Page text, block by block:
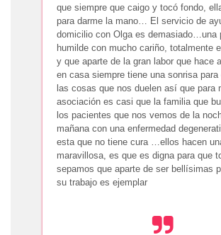
que siempre que caigo y tocó fondo,
para darme la mano… El servicio de
domicilio con Olga es demasiado…una
humilde con mucho cariño, totalmente
y que aparte de la gran labor que hace
en casa siempre tiene una sonrisa para
las cosas que nos duelen así que para
asociación es casi que la familia que
los pacientes que nos vemos de la
mañana con una enfermedad
esta que no tiene cura …ellos hacen
maravillosa, es que es digna para que
sepamos que aparte de ser bellísimas
su trabajo es ejemplar